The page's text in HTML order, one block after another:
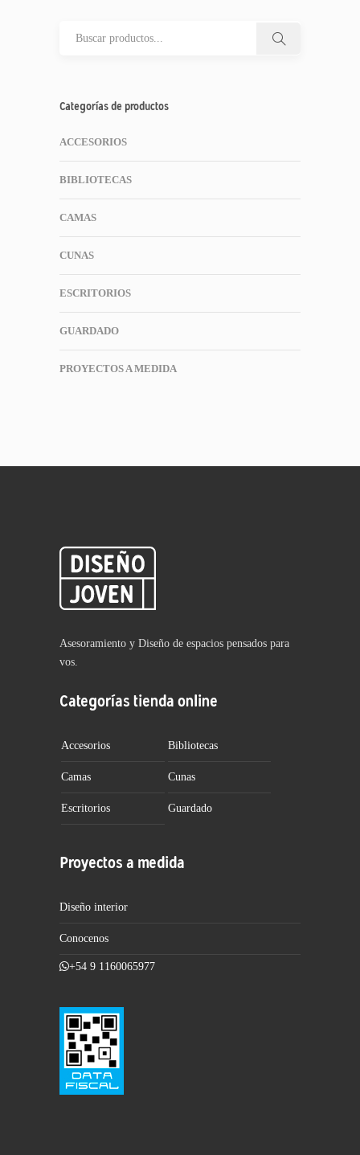
Categorías de productos
ACCESORIOS
BIBLIOTECAS
CAMAS
CUNAS
ESCRITORIOS
GUARDADO
PROYECTOS A MEDIDA
Asesoramiento y Diseño de espacios pensados para
vos.
Categorías tienda online
Accesorios Bibliotecas
Camas Cunas
Escritorios Guardado
Proyectos a medida
Diseño interior
Conocenos
+54 9 1160065977